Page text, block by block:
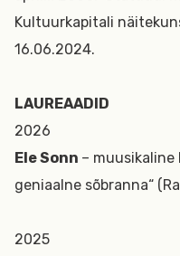
Kultuurkapitali
16.06.2024.
LAUREAADID
2026
Ele Sonn – muusikaline
geniaalne sõbranna“
2025